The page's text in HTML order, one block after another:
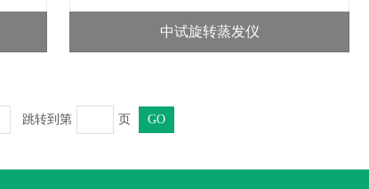
中试旋转蒸发仪
跳转到第 页